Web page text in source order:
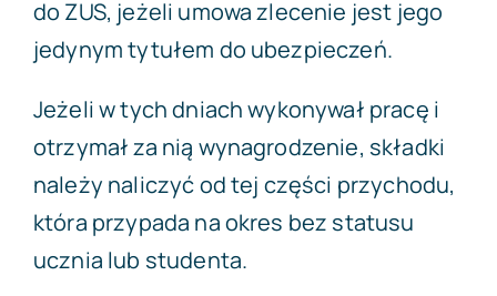
do ZUS, jeżeli umowa zlecenie jest jego
jedynym tytułem do ubezpieczeń.
Jeżeli w tych dniach wykonywał pracę i
otrzymał za nią wynagrodzenie, składki
należy naliczyć od tej części przychodu,
która przypada na okres bez statusu
ucznia lub studenta.